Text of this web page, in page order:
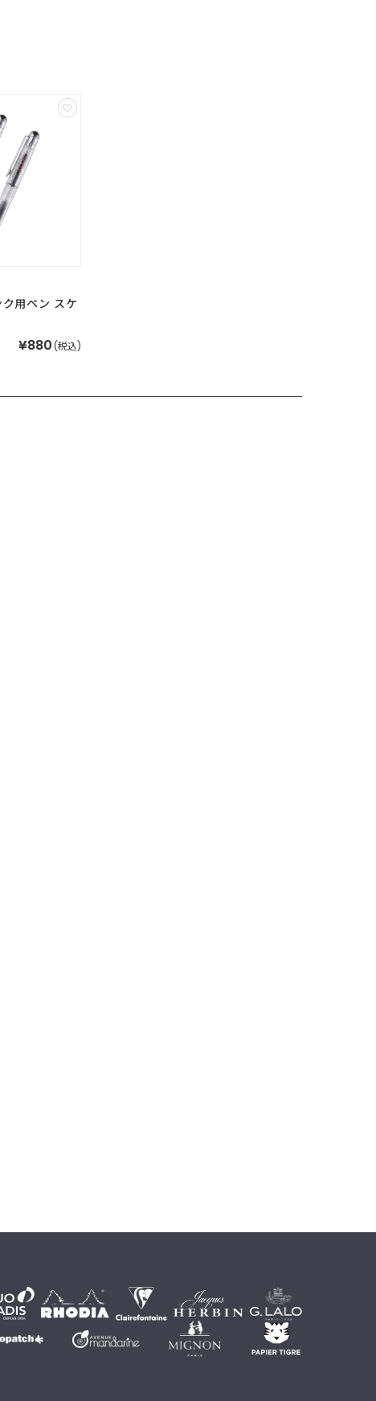
用ペン スケ
¥880 (税込)